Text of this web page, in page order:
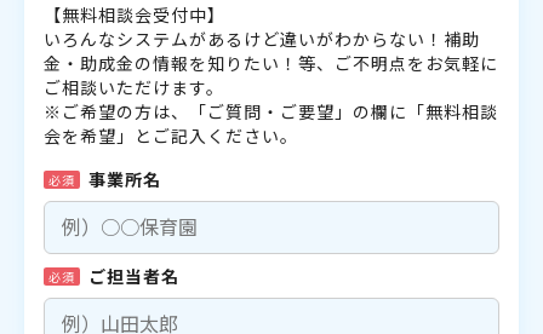
【無料相談会受付中】
いろんなシステムがあるけど違いがわからない！補助
金・助成金の情報を知りたい！等、ご不明点をお気軽に
ご相談いただけます。
※ご希望の方は、「ご質問・ご要望」の欄に「無料相談
会を希望」とご記入ください。
必須 事業所名
必須 ご担当者名